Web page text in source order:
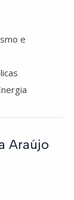
e
Araújo